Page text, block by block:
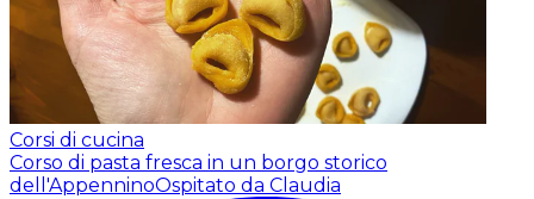
Corsi di cucina
Corso di pasta fresca in un borgo storico
dell'AppenninoOspitato da Claudia